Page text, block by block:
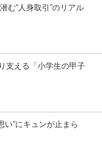
む“人身取引”のリアル
支える「小学生の甲子
い”にキュンが止まら